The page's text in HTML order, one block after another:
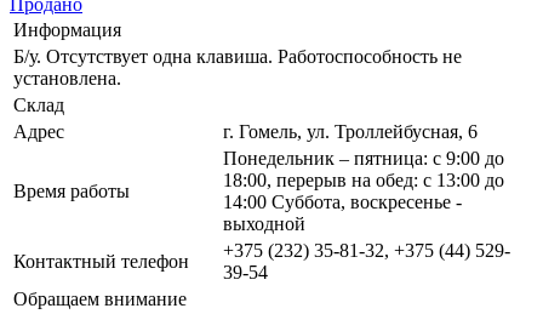
Продано
Информация
Б/у. Отсутствует одна клавиша. Работоспособность не
установлена.
Склад
Адрес
г. Гомель, ул. Троллейбусная, 6
Время работы
Понедельник – пятница: с 9:00 до
18:00, перерыв на обед: с 13:00 до
14:00 Суббота, воскресенье -
выходной
Контактный телефон
+375 (232) 35-81-32, +375 (44) 529-
39-54
Обращаем внимание